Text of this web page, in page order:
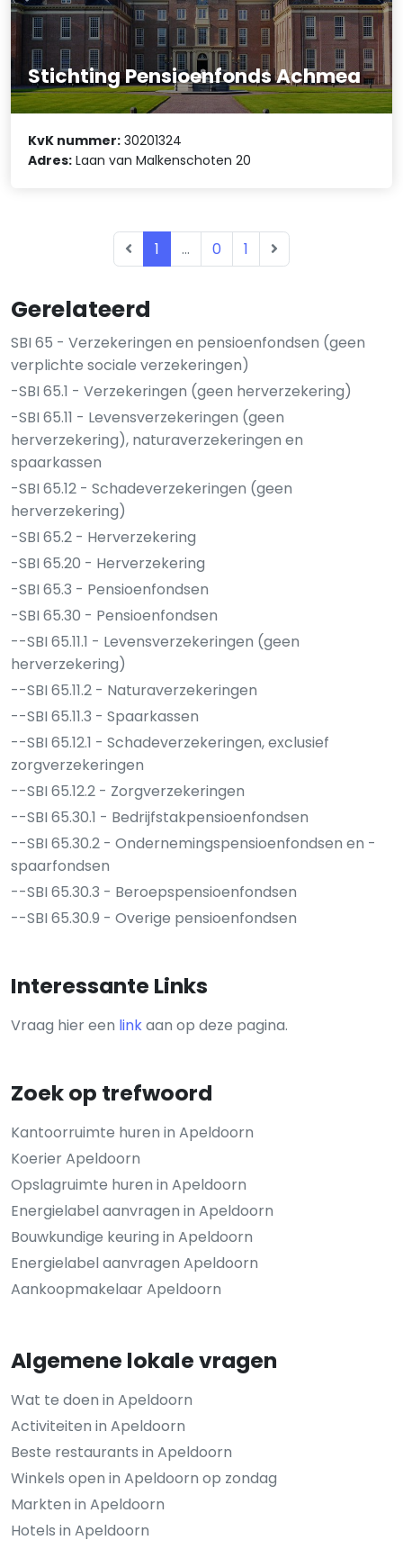
Gerelateerd
SBI 65 - Verzekeringen en pensioenfondsen (geen
verplichte sociale verzekeringen)
-SBI 65.1 - Verzekeringen (geen herverzekering)
-SBI 65.11 - Levensverzekeringen (geen
herverzekering), naturaverzekeringen en
spaarkassen
-SBI 65.12 - Schadeverzekeringen (geen
herverzekering)
-SBI 65.2 - Herverzekering
-SBI 65.20 - Herverzekering
-SBI 65.3 - Pensioenfondsen
-SBI 65.30 - Pensioenfondsen
--SBI 65.11.1 - Levensverzekeringen (geen
herverzekering)
--SBI 65.11.2 - Naturaverzekeringen
--SBI 65.11.3 - Spaarkassen
--SBI 65.12.1 - Schadeverzekeringen, exclusief
zorgverzekeringen
--SBI 65.12.2 - Zorgverzekeringen
--SBI 65.30.1 - Bedrijfstakpensioenfondsen
--SBI 65.30.2 - Ondernemingspensioenfondsen en -
spaarfondsen
--SBI 65.30.3 - Beroepspensioenfondsen
--SBI 65.30.9 - Overige pensioenfondsen
Interessante Links
Vraag hier een linkaan op deze pagina.
Zoek op trefwoord
Kantoorruimte huren in Apeldoorn
Koerier Apeldoorn
Opslagruimte huren in Apeldoorn
Energielabel aanvragen in Apeldoorn
Bouwkundige keuring in Apeldoorn
Energielabel aanvragen Apeldoorn
Aankoopmakelaar Apeldoorn
Algemene lokale vragen
Wat te doen in Apeldoorn
Activiteiten in Apeldoorn
Beste restaurants in Apeldoorn
Winkels open in Apeldoorn op zondag
Markten in Apeldoorn
Hotels in Apeldoorn
Stichting Pensioenfonds Achmea
KvK nummer: 30201324
Adres: Laan van Malkenschoten 20
1 ... 0 1